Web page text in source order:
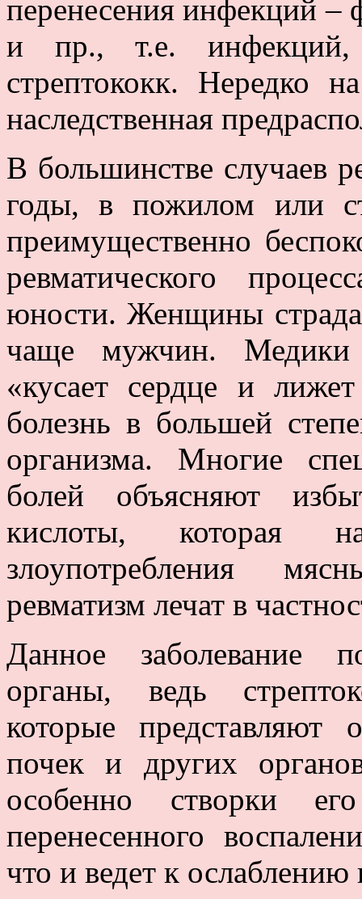
перенесения инфекций –
и пр., т.е. инфекций,
стрептококк. Нередко
наследственная
В большинстве случаев
годы, в пожилом или
преимущественно
ревматического
юности. Женщины
чаще мужчин. Медики
«кусает сердце и
болезнь в большей
организма. Многие
болей объясняют
кислоты, которая
злоупотребления
ревматизм лечат в
Данное заболевание
органы, ведь
которые представляют
почек и других
особенно створки
перенесенного
что и ведет к ослаблению